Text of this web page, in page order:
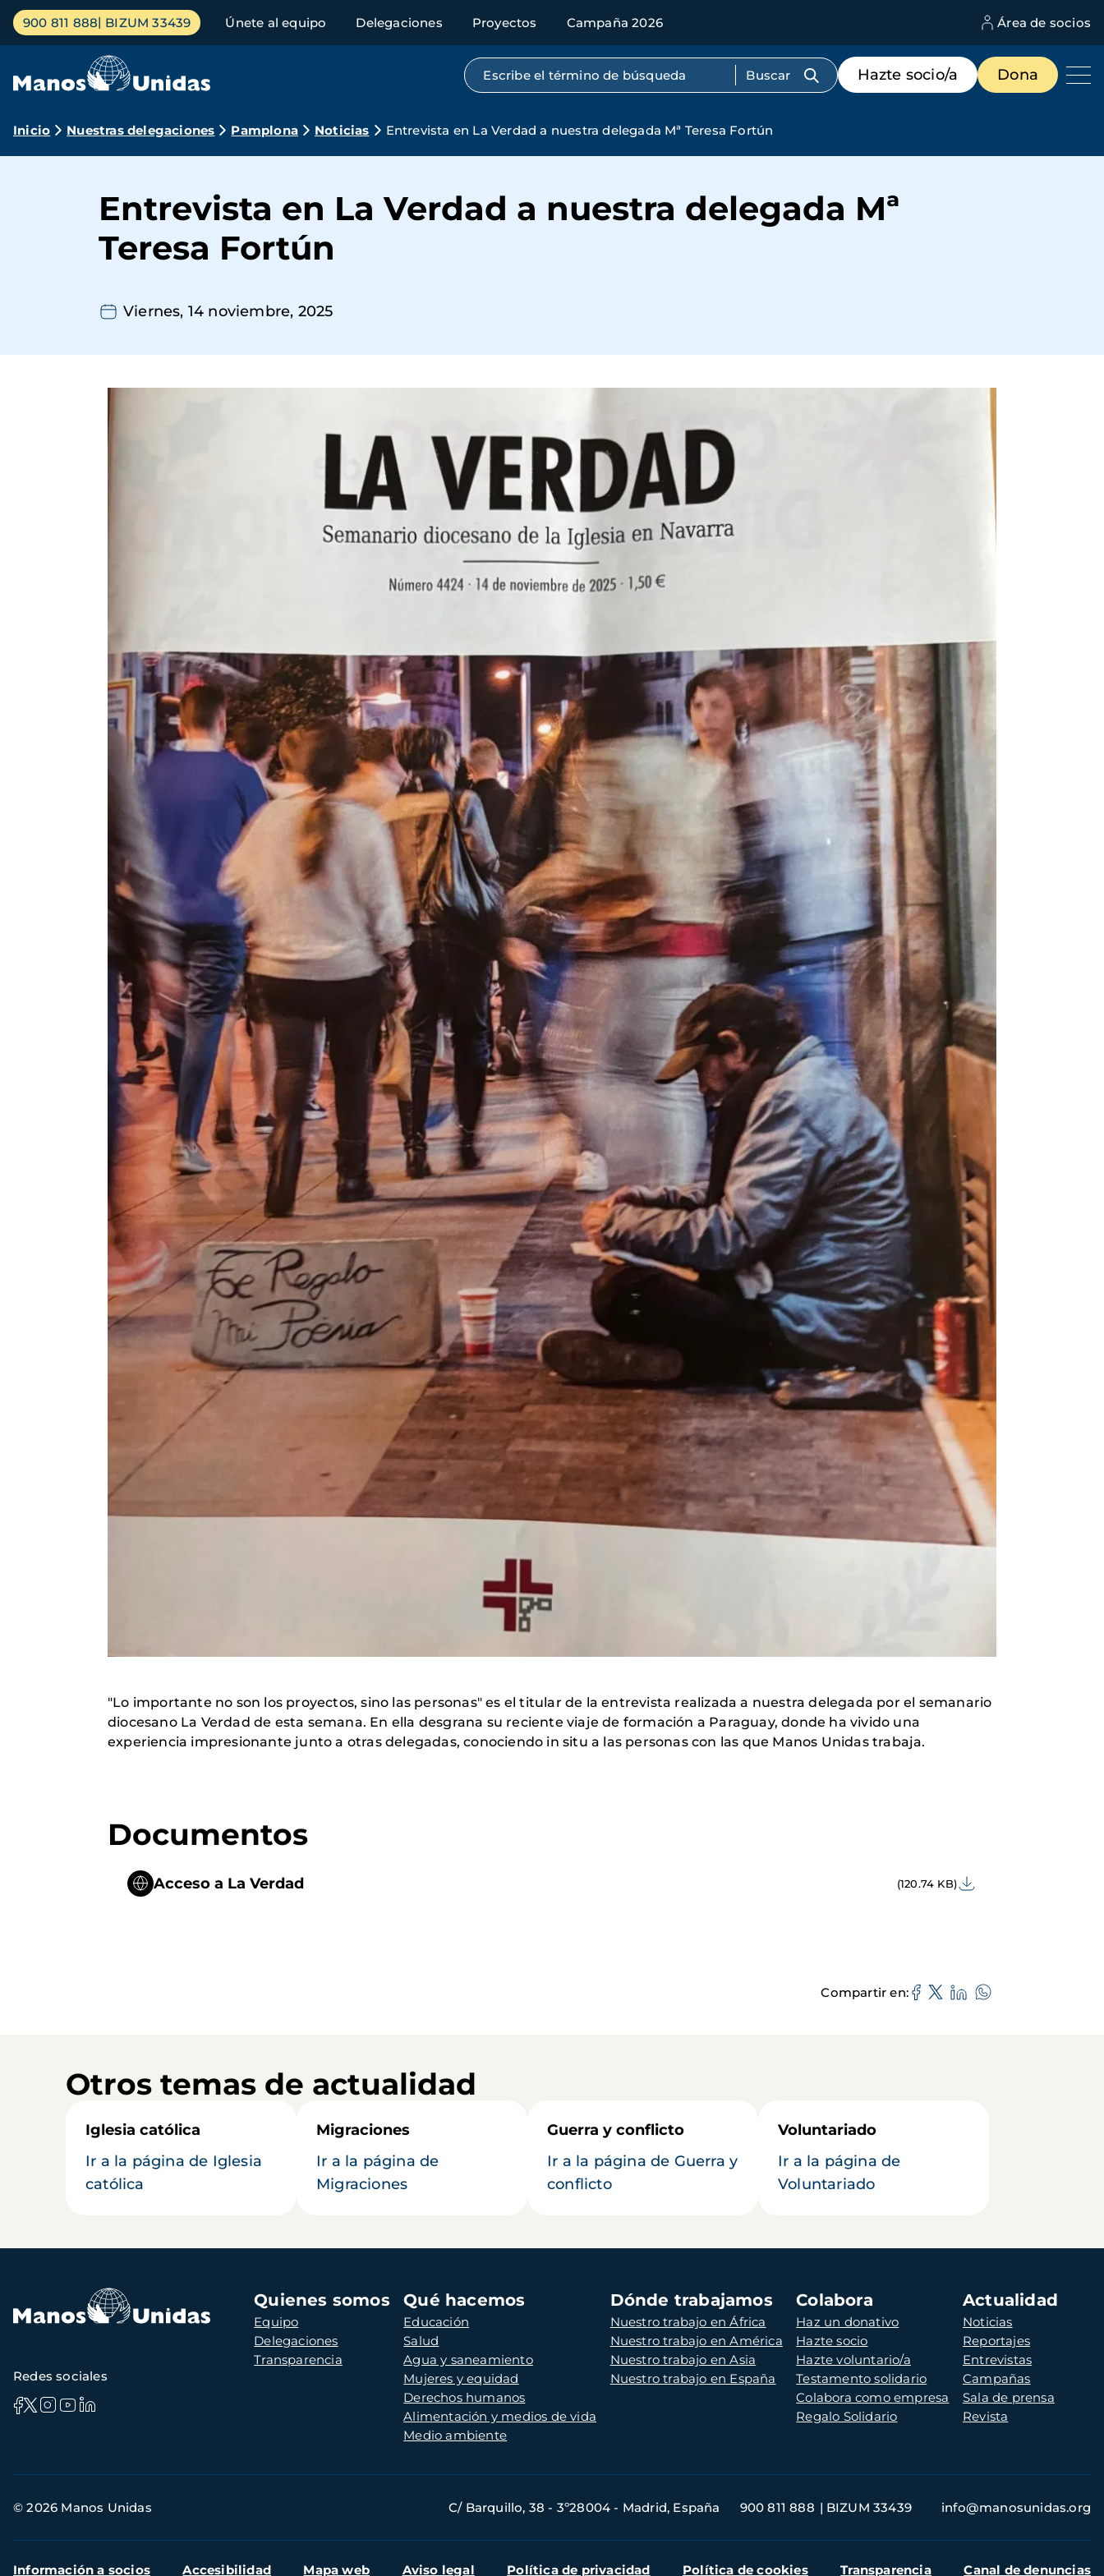
Pasar
contenido
Menú
principal
900 811 888 BIZUM 33439 Únete al equipo Delegaciones Proyectos Campaña 2026 Área de socios
Búsqueda por texto completo
Menú
de
destacados
Hazte socio/a Dona
Ruta
navegación
Inicio Nuestras delegaciones Pamplona Noticias Entrevista en La Verdad a nuestra delegada Mª Teresa Fortún
Entrevista en La Verdad a nuestra delegada Mª
Teresa Fortún
Viernes, 14 noviembre, 2025
"Lo importante no son los proyectos, sino las personas" es el titular de la entrevista realizada a nuestra delegada por el semanario
diocesano La Verdad de esta semana. En ella desgrana su reciente viaje de formación a Paraguay, donde ha vivido una
experiencia impresionante junto a otras delegadas, conociendo in situ a las personas con las que Manos Unidas trabaja.
Documentos
Acceso a La Verdad (120.74 KB)
Compartir en
Otros temas de actualidad
Iglesia católica
Ir a la página de Iglesia
católica
Migraciones
Ir a la página de
Migraciones
Guerra y conflicto
Ir a la página de Guerra y
conflicto
Voluntariado
Ir a la página de
Voluntariado
Navegación
principal
Quienes somos
Equipo
Delegaciones
Transparencia
Qué hacemos
Educación
Salud
Agua y saneamiento
Mujeres y equidad
Derechos humanos
Alimentación y medios de vida
Medio ambiente
Dónde trabajamos
Nuestro trabajo en África
Nuestro trabajo en América
Nuestro trabajo en Asia
Nuestro trabajo en España
Colabora
Haz un donativo
Hazte socio
Hazte voluntario/a
Testamento solidario
Colabora como empresa
Regalo Solidario
Actualidad
Noticias
Reportajes
Entrevistas
Campañas
Sala de prensa
Revista
Redes sociales
de
© 2026 Manos Unidas C/ Barquillo, 38 - 3º28004 - Madrid, España 900 811 888 BIZUM 33439 info@manosunidas.org
Menú
Información a socios Accesibilidad Mapa web Aviso legal Política de privacidad Política de cookies Transparencia Canal de denuncias